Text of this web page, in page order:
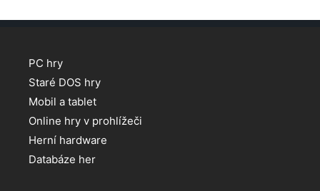
PC hry
Staré DOS hry
Mobil a tablet
Online hry v prohlížeči
Herní hardware
Databáze her